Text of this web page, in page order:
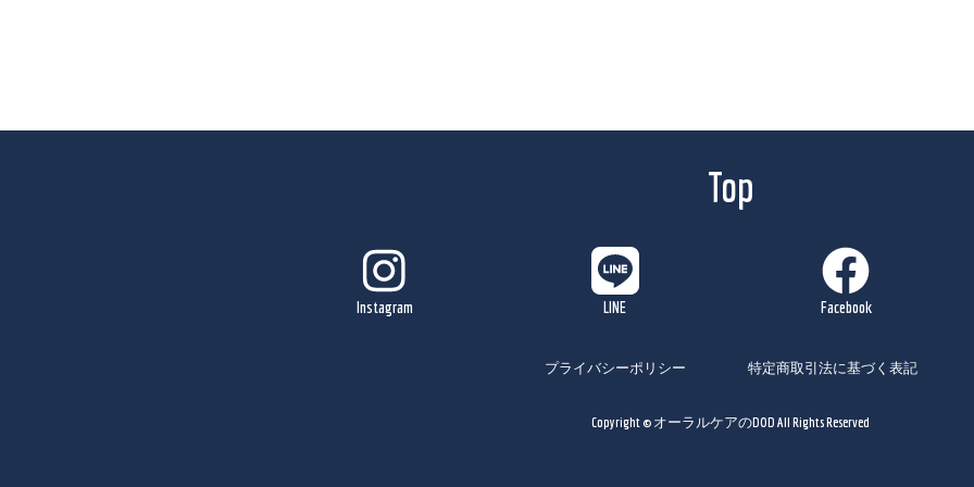
Top
プライバシーポリシー 特定商取引法に基づく表記
Copyright © オーラルケアのDOD All Rights Reserved